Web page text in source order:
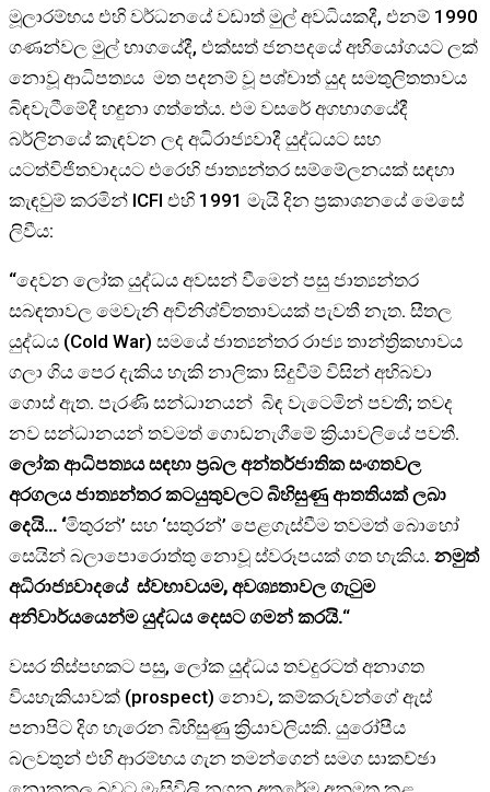
මූලාරම්භය එහි වර්ධනයේ වඩාත් මුල් අවධියකදී, එනම් 1990
ගණන්වල මුල් භාගයේදී, එක්සත් ජනපදයේ අභියෝගයට ලක්
නොවූ ආධිපත්‍යය මත පදනම් වූ පශ්චාත් යුද සමතුලිතතාවය
බිඳවැටීමේදී හඳුනා ගත්තේය. එම වසරේ අගභාගයේදී
බර්ලිනයේ කැඳවන ලද අධිරාජ්‍යවාදී යුද්ධයට සහ
යටත්විජිතවාදයට එරෙහි ජාත්‍යන්තර සම්මේලනයක් සඳහා
කැඳවුම් කරමින් ICFI එහි 1991 මැයි දින ප්‍රකාශනයේ මෙසේ
ලිවීය:
“දෙවන ලෝක යුද්ධය අවසන් වීමෙන් පසු ජාත්‍යන්තර
සබඳතාවල මෙවැනි අවිනිශ්චිතතාවයක් පැවතී නැත. සීතල
යුද්ධය (Cold War) සමයේ ජාත්‍යන්තර රාජ්‍ය තාන්ත්‍රිකභාවය
ගලා ගිය පෙර දැකිය හැකි නාලිකා සිදුවීම් විසින් අභිබවා
ගොස් ඇත. පැරණි සන්ධානයන් බිඳ වැටෙමින් පවතී; තවද
නව සන්ධානයන් තවමත් ගොඩනැගීමේ ක්‍රියාවලියේ පවතී.
ලෝක ආධිපත්‍යය සඳහා ප්‍රබල අන්තර්ජාතික සංගතවල
අරගලය ජාත්‍යන්තර කටයුතුවලට බිහිසුණු ආතතියක් ලබා
දෙයි… ‘මිතුරන්’ සහ ‘සතුරන්’ පෙළගැස්වීම තවමත් බොහෝ
සෙයින් බලාපොරොත්තු නොවූ ස්වරූපයක් ගත හැකිය. නමුත්
අධිරාජ්‍යවාදයේ ස්වභාවයම, අවශ්‍යතාවල ගැටුම
අනිවාර්යයෙන්ම යුද්ධය දෙසට ගමන් කරයි.“
වසර තිස්පහකට පසු, ලෝක යුද්ධය තවදුරටත් අනාගත
වියහැකියාවක් (prospect) නොව, කම්කරුවන්ගේ ඇස්
පනාපිට දිග හැරෙන බිහිසුණු ක්‍රියාවලියකි. යුරෝපීය
බලවතුන් එහි ආරම්භය ගැන තමන්ගෙන් සමග සාකච්ඡා